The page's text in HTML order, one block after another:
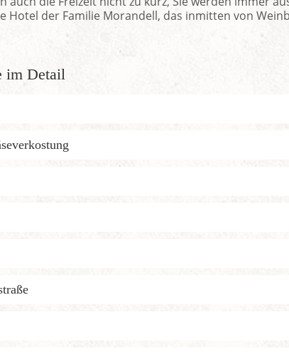
Hotel der Familie Morandell, das inmitten von
im Detail